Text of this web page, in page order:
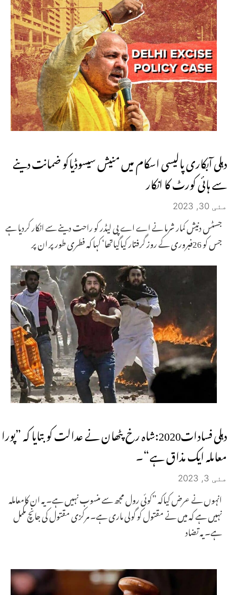
دہلی آبکاری پالیسی اسکام میں منیش سیسوڈیاکو ضمانت دینے
سے ہائی کورٹ کا انکار
مئی 30, 2023
جسٹس دنیش کمار شرما نے اے اے پی لیڈر کو راحت دینے سے انکار کردیا ہے
جس کو 26فبروری کے روز گرفتار کیاگیاتھا‘ کہا کہ فطری طور پر ان پر
دہلی فسادات2020:شاہ رخ پٹھان نے عدالت کوبتایا کہ ”پورا
معاملہ ایک مذاق ہے“۔
مئی 3, 2023
انہوں نے عرض کیاکہ ”کوئی رول مجھ سے منسوب نہیں ہے۔یہ ان کامعاملہ
نہیں ہے کہ میں نے مقتول کو گولی ماری ہے۔ مرکزی مقتول کی جانچ مکمل
ہے۔یہ تضاد